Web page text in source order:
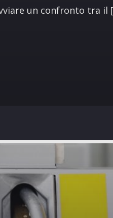
un confronto tra il